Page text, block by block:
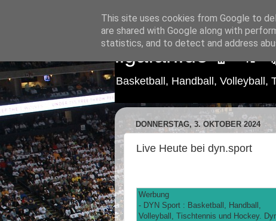
ligafan.de 🏀 🤾
Basketball, Handball, Volleyball,
DONNERSTAG, 3. OKTOBER 2024
Live Heute bei dyn.sport
Werbung
- DYN Sport : Basketball, Handball,
Volleyball, Tischtennis und Hockey.
This site uses cookies from Google to
are shared with Google along with
statistics, and to detect and address